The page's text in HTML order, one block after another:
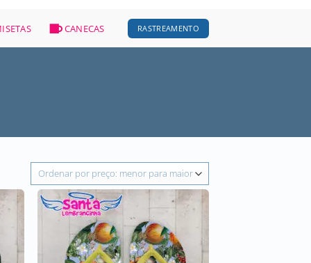
CANECAS RASTREAMENTO